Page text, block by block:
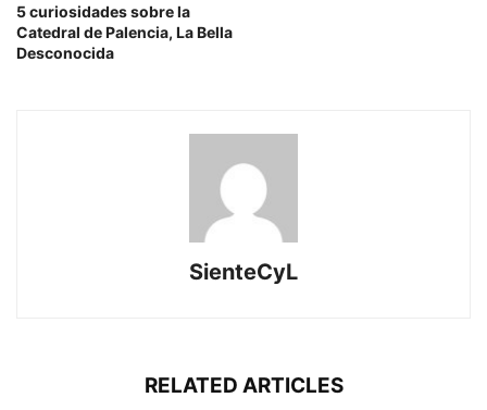
5 curiosidades sobre la
Catedral de Palencia, La Bella
Desconocida
SienteCyL
RELATED ARTICLES